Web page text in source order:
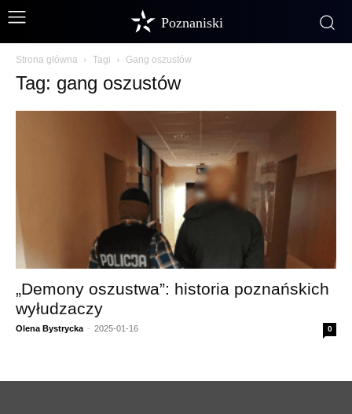
Poznaniski
Strona główna Tagi Gang oszustów
Tag: gang oszustów
„Demony oszustwa”: historia poznańskich
wyłudzaczy
Olena Bystrycka - 2025-01-16 0